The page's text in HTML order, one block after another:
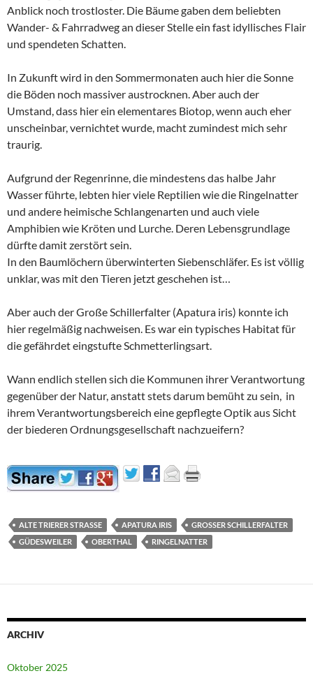
Anblick noch trostloster. Die Bäume gaben dem beliebten
Wander- & Fahrradweg an dieser Stelle ein fast idyllisches Flair
und spendeten Schatten.
In Zukunft wird in den Sommermonaten auch hier die Sonne
die Böden noch massiver austrocknen. Aber auch der
Umstand, dass hier ein elementares Biotop, wenn auch eher
unscheinbar, vernichtet wurde, macht zumindest mich sehr
traurig.
Aufgrund der Regenrinne, die mindestens das halbe Jahr
Wasser führte, lebten hier viele Reptilien wie die Ringelnatter
und andere heimische Schlangenarten und auch viele
Amphibien wie Kröten und Lurche. Deren Lebensgrundlage
dürfte damit zerstört sein.
In den Baumlöchern überwinterten Siebenschläfer. Es ist völlig
unklar, was mit den Tieren jetzt geschehen ist…
Aber auch der Große Schillerfalter (Apatura iris) konnte ich
hier regelmäßig nachweisen. Es war ein typisches Habitat für
die gefährdet eingstufte Schmetterlingsart.
Wann endlich stellen sich die Kommunen ihrer Verantwortung
gegenüber der Natur, anstatt stets darum bemüht zu sein, in
ihrem Verantwortungsbereich eine gepflegte Optik aus Sicht
der biederen Ordnungsgesellschaft nachzueifern?
ALTE TRIERER STRASSE APATURA IRIS
GROSSER SCHILLERFALTER
GÜDESWEILER
OBERTHAL RINGELNATTER
ARCHIV
Oktober 2025